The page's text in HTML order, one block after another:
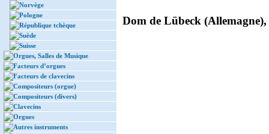
Norvège
Pologne
République tchèque
Suède
Suisse
Orgues, Salles de Musique
Facteurs d’orgues
Facteurs de clavecins
Compositeurs (orgue)
Compositeurs (divers)
Clavecins
Orgues
Autres instruments
Dom de Lübeck